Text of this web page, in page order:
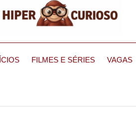
FILMES E SÉRIES VAGAS